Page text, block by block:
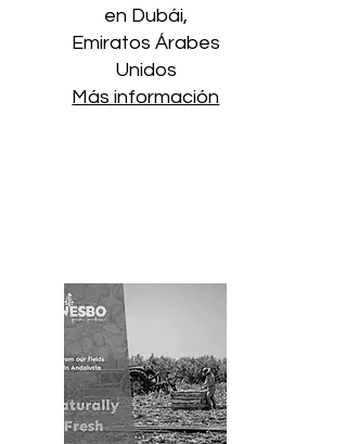
en Dubái,
Emiratos Árabes
Unidos
Más información